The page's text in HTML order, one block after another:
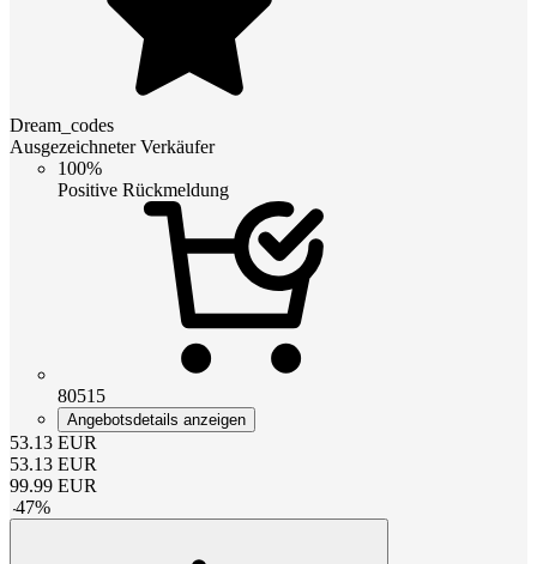
Dream_codes
Ausgezeichneter Verkäufer
100%
Positive Rückmeldung
80515
Angebotsdetails anzeigen
53.13 EUR
53.13 EUR
99.99 EUR
-47%